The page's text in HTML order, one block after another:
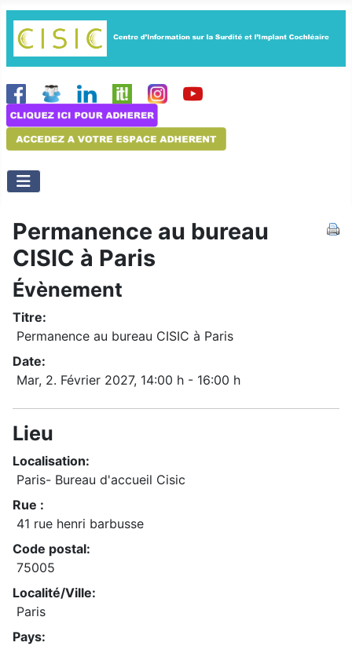
Permanence au bureau
CISIC à Paris
Évènement
Titre:
Permanence au bureau CISIC à Paris
Date:
Mar, 2. Février 2027, 14:00 h - 16:00 h
Lieu
Localisation:
Paris- Bureau d'accueil Cisic
Rue :
41 rue henri barbusse
Code postal:
75005
Localité/Ville:
Paris
Pays: